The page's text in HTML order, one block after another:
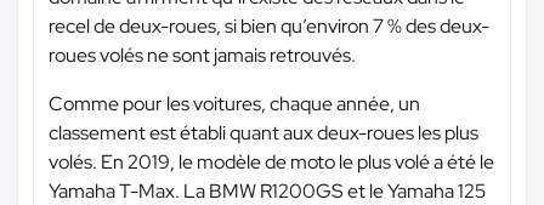
recel de deux-roues, si bien qu’environ 7 % des deux-
roues volés ne sont jamais retrouvés.
Comme pour les voitures, chaque année, un
classement est établi quant aux deux-roues les plus
volés. En 2019, le modèle de moto le plus volé a été le
Yamaha T-Max. La BMW R1200GS et le Yamaha 125